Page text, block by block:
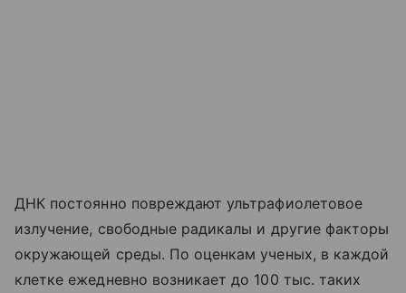
ДНК постоянно повреждают ультрафиолетовое
излучение, свободные радикалы и другие факторы
окружающей среды. По оценкам ученых, в каждой
клетке ежедневно возникает до 100 тыс. таких